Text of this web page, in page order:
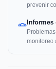
prevenir
monitoreo